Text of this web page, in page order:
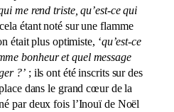
me rend triste, qu’est-ce qui
étant noté sur une flamme
était plus optimiste, ‘qu’est-ce
bonheur et quel message
?’; ils ont été inscrits sur des
dans le grand cœur de la
par deux fois l’Inouï de Noël